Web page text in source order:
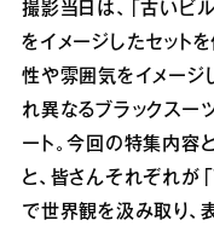
撮影当日は、「古いビ
をイメージしたセット
性や雰囲気をイメージ
れ異なるブラックスー
ート。今回の特集内容
と、皆さんそれぞれが「
で世界観を汲み取り、